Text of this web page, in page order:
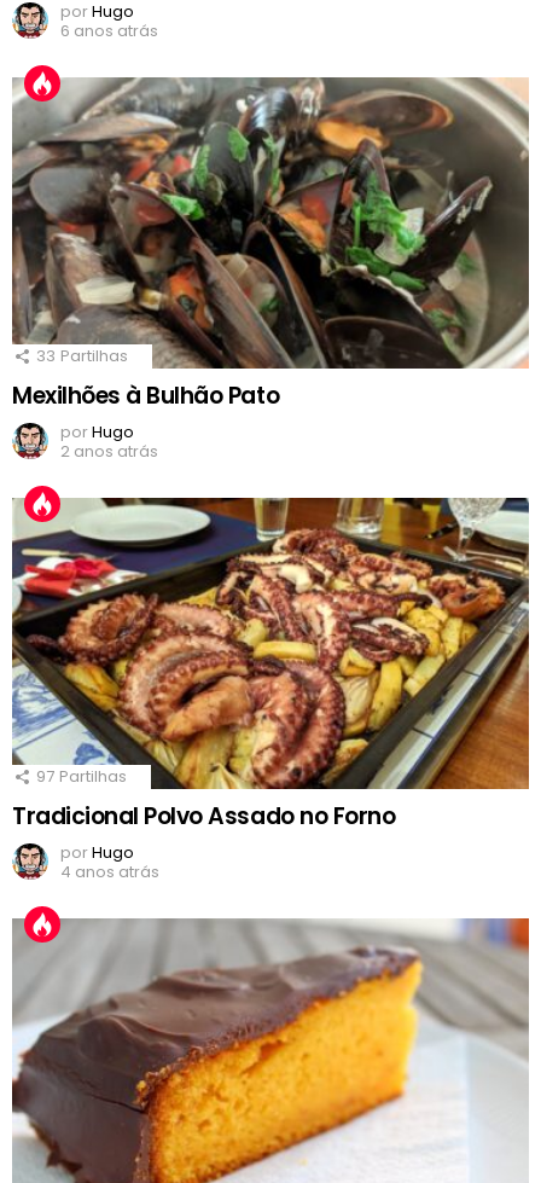
porHugo
6 anos atrás
33 Partilhas
Mexilhões à Bulhão Pato
porHugo
2 anos atrás
97 Partilhas
Tradicional Polvo Assado no Forno
porHugo
4 anos atrás